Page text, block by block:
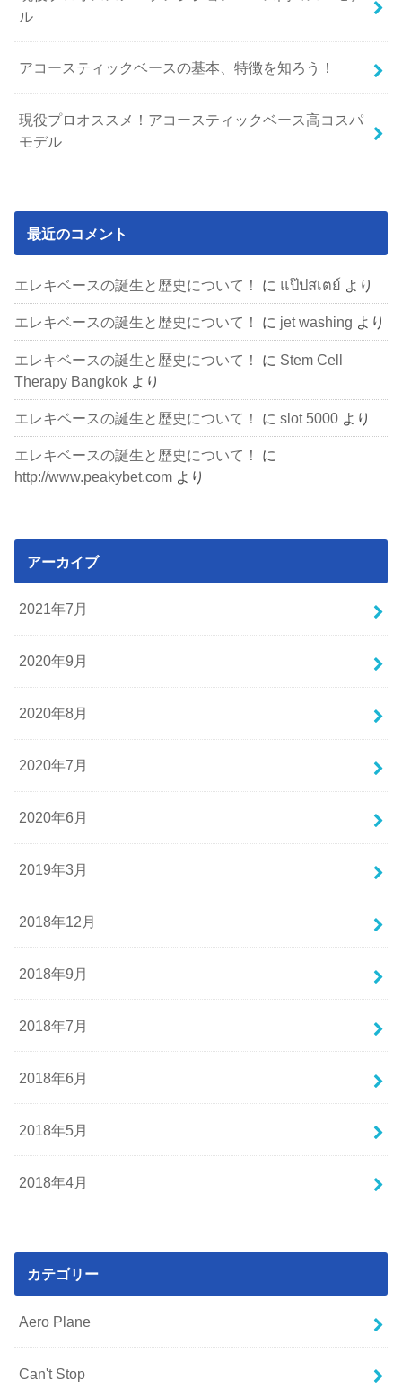
ル
アコースティックベースの基本、特徴を知ろう！
現役プロオススメ！アコースティックベース高コスパ
モデル
最近のコメント
エレキベースの誕生と歴史について！ に แป๊ปสเตย์ より
エレキベースの誕生と歴史について！ に jet washing より
エレキベースの誕生と歴史について！ に Stem Cell
Therapy Bangkok より
エレキベースの誕生と歴史について！ にslot 5000 より
エレキベースの誕生と歴史について！
に
http://www.peakybet.com より
アーカイブ
2021年7月
2020年9月
2020年8月
2020年7月
2020年6月
2019年3月
2018年12月
2018年9月
2018年7月
2018年6月
2018年5月
2018年4月
カテゴリー
Aero Plane
Can't Stop